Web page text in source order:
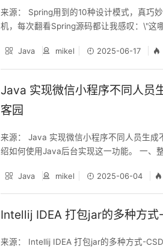
来源： Spring用到的10种设计模式，真巧
机，每次翻看Spring源码都让我感叹：\"这
设计模式，希望对你会有所帮助。 1 模板
Java mikel 2025-06-17
Java 实现微信小程序不同人员
客园
来源： Java 实现微信小程序不同人员生
绍如何使用Java后台实现这一功能。 一、
ATE TABLE `promot
Java mikel 2025-06-04
Intellij IDEA 打包jar的多种方式
来源： Intellij IDEA 打包jar的多种方式-